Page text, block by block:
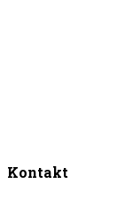
Kontakt